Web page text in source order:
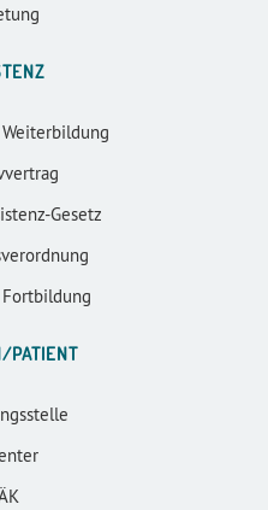
Gesetz
PATIENT